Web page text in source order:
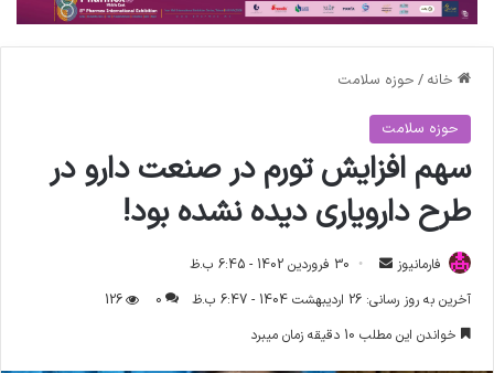
خانه / حوزه سلامت
حوزه سلامت
سهم افزایش تورم در صنعت دارو در
طرح دارویاری دیده نشده بود!
فارمانیوز
ا
30 فروردین 1402 - 6:45 ب.ظ
آخرین به روز رسانی: 26 اردیبهشت 1404 - 6:47 ب.ظ
0
126
خواندن این مطلب 10 دقیقه زمان میبرد